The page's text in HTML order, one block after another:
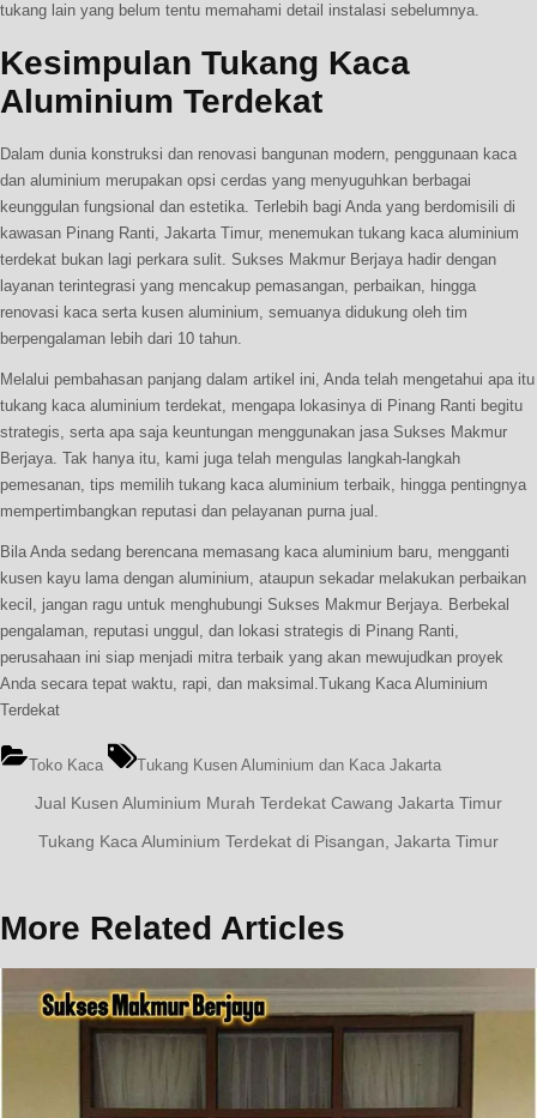
tukang lain yang belum tentu memahami detail instalasi sebelumnya.
Kesimpulan Tukang Kaca
Aluminium Terdekat
Dalam dunia konstruksi dan renovasi bangunan modern, penggunaan kaca
dan aluminium merupakan opsi cerdas yang menyuguhkan berbagai
keunggulan fungsional dan estetika. Terlebih bagi Anda yang berdomisili di
kawasan Pinang Ranti, Jakarta Timur, menemukan tukang kaca aluminium
terdekat bukan lagi perkara sulit. Sukses Makmur Berjaya hadir dengan
layanan terintegrasi yang mencakup pemasangan, perbaikan, hingga
renovasi kaca serta kusen aluminium, semuanya didukung oleh tim
berpengalaman lebih dari 10 tahun.
Melalui pembahasan panjang dalam artikel ini, Anda telah mengetahui apa itu
tukang kaca aluminium terdekat, mengapa lokasinya di Pinang Ranti begitu
strategis, serta apa saja keuntungan menggunakan jasa Sukses Makmur
Berjaya. Tak hanya itu, kami juga telah mengulas langkah-langkah
pemesanan, tips memilih tukang kaca aluminium terbaik, hingga pentingnya
mempertimbangkan reputasi dan pelayanan purna jual.
Bila Anda sedang berencana memasang kaca aluminium baru, mengganti
kusen kayu lama dengan aluminium, ataupun sekadar melakukan perbaikan
kecil, jangan ragu untuk menghubungi Sukses Makmur Berjaya. Berbekal
pengalaman, reputasi unggul, dan lokasi strategis di Pinang Ranti,
perusahaan ini siap menjadi mitra terbaik yang akan mewujudkan proyek
Anda secara tepat waktu, rapi, dan maksimal.Tukang Kaca Aluminium
Terdekat
Toko Kaca
Tags:
Tukang Kusen Aluminium dan Kaca Jakarta
Navigasi
pos
Previous
Jual Kusen Aluminium Murah Terdekat Cawang Jakarta Timur
Next
Tukang Kaca Aluminium Terdekat di Pisangan, Jakarta Timur
More Related Articles